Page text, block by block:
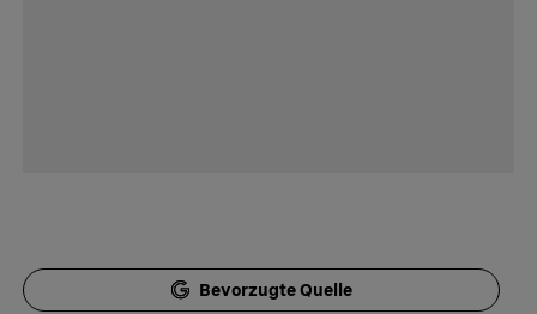
Bevorzugte Quelle